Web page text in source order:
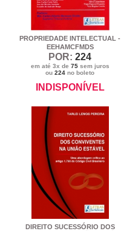
PROPRIEDADE INTELECTUAL -
EEHAMCFMDS
POR: 224
em até 3x de 75sem juros
ou224 no boleto
INDISPONÍVEL
DIREITO SUCESSÓRIO DOS